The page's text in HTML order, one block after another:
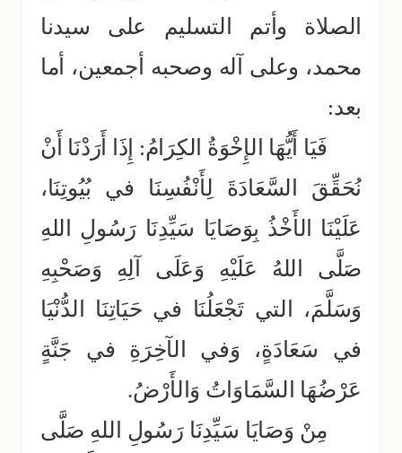
الصلاة وأتم التسليم على سيدنا
محمد، وعلى آله وصحبه أجمعين، أما
بعد:
فَيَا أَيُّهَا الإِخْوَةُ الكِرَامُ: إِذَا أَرَدْنَا أَنْ
نُحَقِّقَ السَّعَادَةَ لِأَنْفُسِنَا في بُيُوتِنَا،
عَلَيْنَا الأَخْذُ بِوَصَايَا سَيِّدِنَا رَسُولِ اللهِ
صَلَّى اللهُ عَلَيْهِ وَعَلَى آلِهِ وَصَحْبِهِ
وَسَلَّمَ، التي تَجْعَلُنَا في حَيَاتِنَا الدُّنْيَا
في سَعَادَةٍ، وَفي الآخِرَةِ في جَنَّةٍ
عَرْضُهَا السَّمَاوَاتُ وَالأَرْضُ.
مِنْ وَصَايَا سَيِّدِنَا رَسُولِ اللهِ صَلَّى